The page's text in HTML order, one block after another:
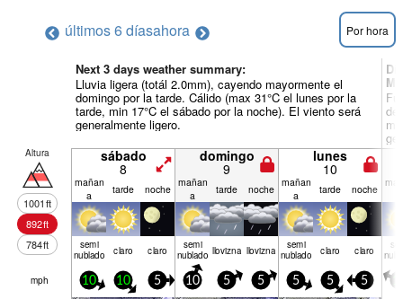
últimos 6 díasahora Por hora
Next 3 days weather summary:
Lluvia ligera (totál 2.0mm), cayendo mayormente el
domingo por la tarde. Cálido (max 31°C el lunes por la
tarde, min 17°C el sábado por la noche). El viento será
generalmente ligero.
de
Altura
1001ft
892ft
784ft
sábado
8
domingo
9
lunes
10
mañan
a
tarde noche mañan
a
tarde noche mañan
a
tarde noche
semi
nublado claro claro semi
nublado llov­izna llov­izna semi
nublado claro claro
mph 10 10 5 10 5 5 5 5 5